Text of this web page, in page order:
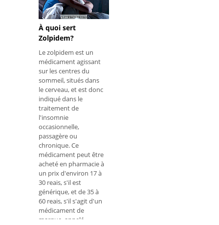
À quoi sert
Zolpidem?
Le zolpidem est un
médicament agissant
sur les centres du
sommeil, situés dans
le cerveau, et est donc
indiqué dans le
traitement de
l'insomnie
occasionnelle,
passagère ou
chronique. Ce
médicament peut être
acheté en pharmacie à
un prix d'environ 17 à
30 reais, s'il est
générique, et de 35 à
60 reais, s'il s'agit d'un
médicament de
marque, appelé